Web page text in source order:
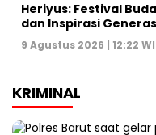
Heriyus: Festival
dan Inspirasi
9 Agustus 2026 | 12:22
KRIMINAL